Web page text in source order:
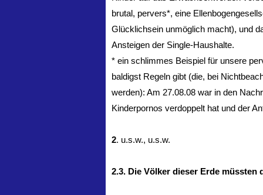
brutal, pervers*, eine
Glücklichsein unmöglich macht), und
Ansteigen der Single-Haushalte.
* ein schlimmes Beispiel für unsere
baldigst Regeln gibt (die, bei
werden): Am 27.08.08 war in den
Kinderpornos verdoppelt hat und der
2. u.s.w., u.s.w.
2.3. Die Völker dieser Erde